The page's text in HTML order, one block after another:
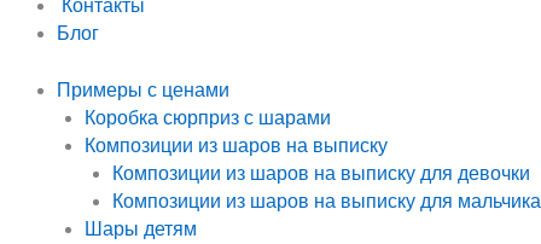
Контакты
Блог
Примеры с ценами
Коробка сюрприз с шарами
Композиции из шаров на выписку
Композиции из шаров на выписку для девочки
Композиции из шаров на выписку для мальчика
Шары детям